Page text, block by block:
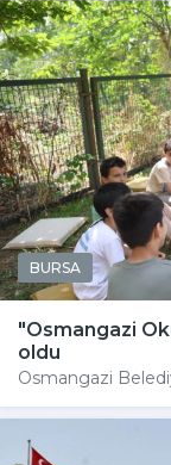
BURSA
"Osmangazi
oldu
Osmangazi